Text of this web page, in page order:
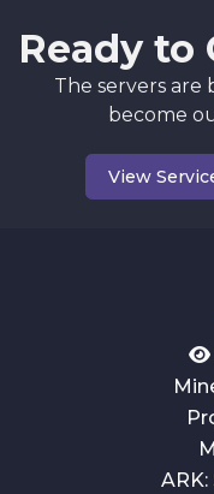
Ready to
The servers are
become
View